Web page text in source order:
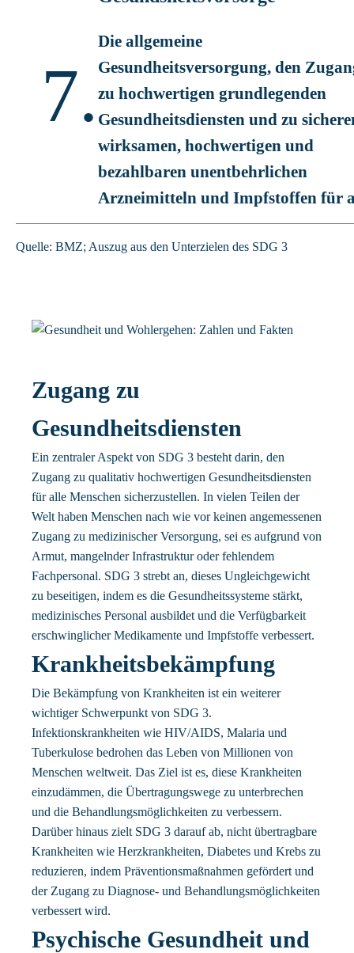
7.
Die allgemeine
Gesundheitsversorgung, den
zu hochwertigen grundlegenden
Gesundheitsdiensten und zu
wirksamen, hochwertigen und
bezahlbaren unentbehrlichen
Arzneimitteln und Impfstoffen für
Quelle: BMZ; Auszug aus den Unterzielen des SDG 3
Zugang zu
Gesundheitsdiensten
Ein zentraler Aspekt von SDG 3 besteht darin, den
Zugang zu qualitativ hochwertigen Gesundheitsdiensten
für alle Menschen sicherzustellen. In vielen Teilen der
Welt haben Menschen nach wie vor keinen angemessenen
Zugang zu medizinischer Versorgung, sei es aufgrund von
Armut, mangelnder Infrastruktur oder fehlendem
Fachpersonal. SDG 3 strebt an, dieses Ungleichgewicht
zu beseitigen, indem es die Gesundheitssysteme stärkt,
medizinisches Personal ausbildet und die Verfügbarkeit
erschwinglicher Medikamente und Impfstoffe verbessert.
Krankheitsbekämpfung
Die Bekämpfung von Krankheiten ist ein weiterer
wichtiger Schwerpunkt von SDG 3.
Infektionskrankheiten wie HIV/AIDS, Malaria und
Tuberkulose bedrohen das Leben von Millionen von
Menschen weltweit. Das Ziel ist es, diese Krankheiten
einzudämmen, die Übertragungswege zu unterbrechen
und die Behandlungsmöglichkeiten zu verbessern.
Darüber hinaus zielt SDG 3 darauf ab, nicht übertragbare
Krankheiten wie Herzkrankheiten, Diabetes und Krebs zu
reduzieren, indem Präventionsmaßnahmen gefördert und
der Zugang zu Diagnose- und Behandlungsmöglichkeiten
verbessert wird.
Psychische Gesundheit und